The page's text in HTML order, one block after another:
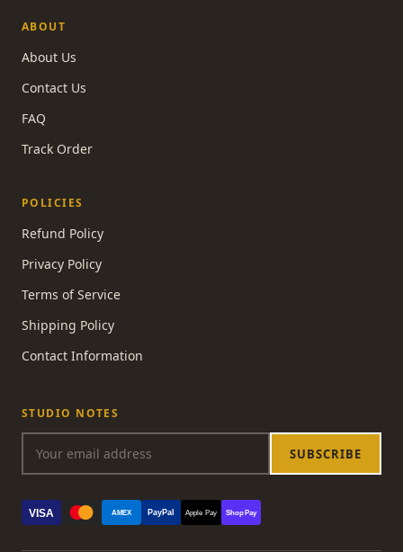
ABOUT
About Us
Contact Us
FAQ
Track Order
POLICIES
Refund Policy
Privacy Policy
Terms of Service
Shipping Policy
Contact Information
STUDIO NOTES
SUBSCRIBE
VISA AMEX PayPal Apple Pay Shop Pay